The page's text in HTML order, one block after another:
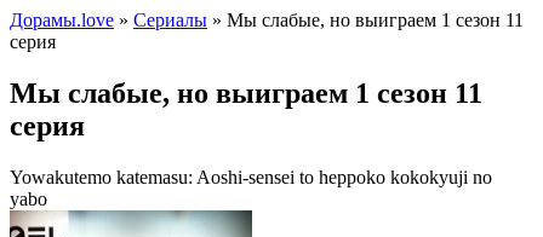
Дорамы.love » Сериалы » Мы слабые, но выиграем 1 сезон 11
серия
Мы слабые, но выиграем 1 сезон 11
серия
Yowakutemo katemasu: Aoshi-sensei to heppoko kokokyuji no
yabo